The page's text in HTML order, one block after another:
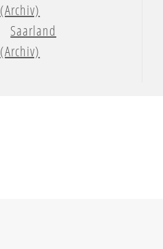
(Archiv)
Saarland
(Archiv)